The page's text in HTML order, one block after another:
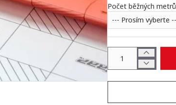
Počet běžných metrů